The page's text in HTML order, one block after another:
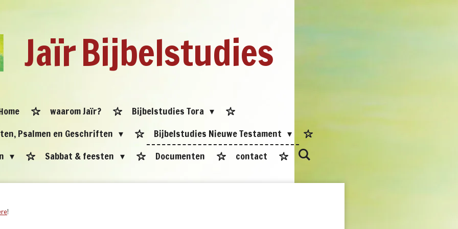
JaïrBijbelstudies
waarom Jaïr?
Bijbelstudies Tora
Psalmen en Geschriften
Bijbelstudies Nieuwe Testament
Sabbat & feesten Documenten contact
!